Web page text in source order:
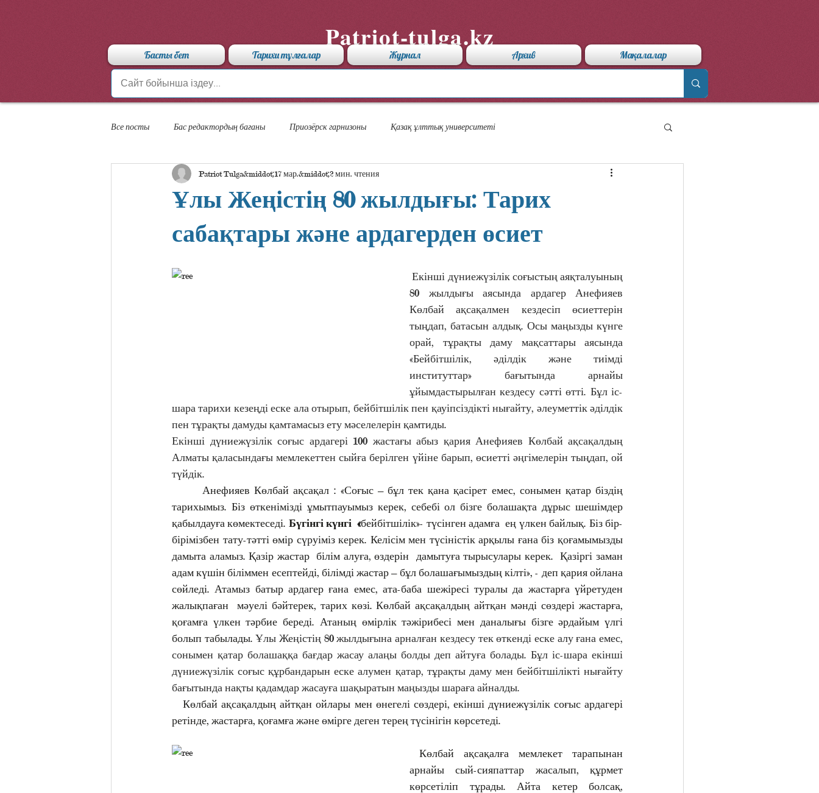
Patriot-tulga.kz
Басты бет Тарихи тұлғалар Журнал Архив Мақалалар
Все посты Бас редактордың бағаны Приозёрск гарнизоны Қазақ ұлттық университеті
«Арыстан» мамандандырылған лицейі
Ұлы Жеңістің 80 жылдығы: Тарих
сабақтары және ардагерден өсиет
Patriot Tulga 17 мар. 2 мин. чтения
Екінші дүниежүзілік соғыстың аяқталуының
80 жылдығы аясында ардагер Анефияев
Көлбай ақсақалмен кездесіп өсиеттерін
тыңдап, батасын алдық. Осы маңызды күнге
орай, тұрақты даму мақсаттары аясында
«Бейбітшілік, әділдік және тиімді
институттар» бағытында арнайы
ұйымдастырылған кездесу сәтті өтті. Бұл іс-
шара тарихи кезеңді еске ала отырып, бейбітшілік пен қауіпсіздікті нығайту, әлеуметтік әділдік
пен тұрақты дамуды қамтамасыз ету мәселелерін қамтиды.
Екінші дүниежүзілік соғыс ардагері 100 жастағы абыз қария Анефияев Көлбай ақсақалдың
Алматы қаласындағы мемлекеттен сыйға берілген үйіне барып, өсиетті әңгімелерін тыңдап, ой
түйдік.
Анефияев Көлбай ақсақал : «Соғыс – бұл тек қана қасірет емес, сонымен қатар біздің
тарихымыз. Біз өткенімізді ұмытпауымыз керек, себебі ол бізге болашақта дұрыс шешімдер
қабылдауға көмектеседі. Бүгінгі күнгі  «бейбітшілік»- түсінген адамға  ең үлкен байлық. Біз бір-
бірімізбен тату-тәтті өмір сүруіміз керек. Келісім мен түсіністік арқылы ғана біз қоғамымызды
дамыта аламыз. Қазір жастар  білім алуға, өздерін  дамытуға тырысулары керек.  Қазіргі заман
адам күшін біліммен есептейді, білімді жастар – бұл болашағымыздың кілті», - деп қария ойлана
сөйледі. Атамыз батыр ардагер ғана емес, ата-баба шежіресі туралы да жастарға үйретуден
жалықпаған  мәуелі бәйтерек, тарих көзі. Көлбай ақсақалдың айтқан мәнді сөздері жастарға,
қоғамға үлкен тәрбие береді. Атаның өмірлік тәжірибесі мен даналығы бізге әрдайым үлгі
болып табылады. Ұлы Жеңістің 80 жылдығына арналған кездесу тек өткенді еске алу ғана емес,
сонымен қатар болашаққа бағдар жасау алаңы болды деп айтуға болады. Бұл іс-шара екінші
дүниежүзілік соғыс құрбандарын еске алумен қатар, тұрақты даму мен бейбітшілікті нығайту
бағытында нақты қадамдар жасауға шақыратын маңызды шараға айналды.
Көлбай ақсақалдың айтқан ойлары мен өнегелі сөздері, екінші дүниежүзілік соғыс ардагері
ретінде, жастарға, қоғамға және өмірге деген терең түсінігін көрсетеді.
арнайы сый-сияпаттар жасалып, құрмет
көрсетіліп тұрады. Айта кетер болсақ,